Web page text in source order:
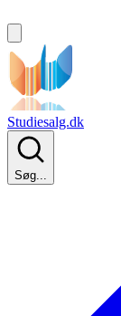
Studiesalg.dk
Søg...